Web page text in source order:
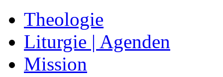
Theologie
Liturgie | Agenden
Mission